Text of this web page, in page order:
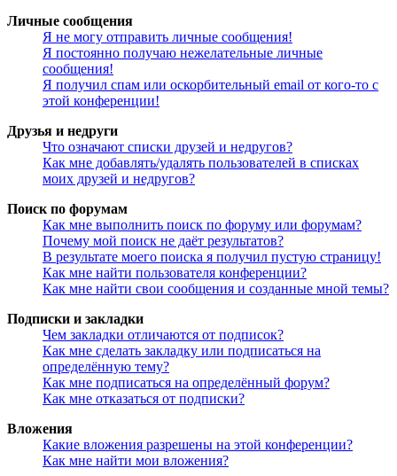
Личные сообщения
Я не могу отправить личные сообщения!
Я постоянно получаю нежелательные личные
сообщения!
Я получил спам или оскорбительный email от кого-то с
этой конференции!
Друзья и недруги
Что означают списки друзей и недругов?
Как мне добавлять/удалять пользователей в списках
моих друзей и недругов?
Поиск по форумам
Как мне выполнить поиск по форуму или форумам?
Почему мой поиск не даёт результатов?
В результате моего поиска я получил пустую страницу!
Как мне найти пользователя конференции?
Как мне найти свои сообщения и созданные мной темы?
Подписки и закладки
Чем закладки отличаются от подписок?
Как мне сделать закладку или подписаться на
определённую тему?
Как мне подписаться на определённый форум?
Как мне отказаться от подписки?
Вложения
Какие вложения разрешены на этой конференции?
Как мне найти мои вложения?